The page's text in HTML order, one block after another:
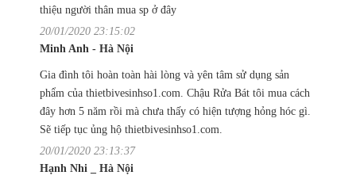
thiệu người thân mua sp ở đây
20/01/2020 23:15:02
Minh Anh - Hà Nội
Gia đình tôi hoàn toàn hài lòng và yên tâm sử dụng sản
phẩm của thietbivesinhso1.com. Chậu Rửa Bát tôi mua cách
đây hơn 5 năm rồi mà chưa thấy có hiện tượng hỏng hóc gì.
Sẽ tiếp tục ủng hộ thietbivesinhso1.com.
20/01/2020 23:13:37
Hạnh Nhi _ Hà Nội